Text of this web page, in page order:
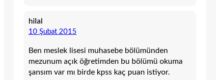
hilal
10 Şubat 2015
Ben meslek lisesi muhasebe bölümünden
mezunum açık öğretimden bu bölümü okuma
şansım var mı birde kpss kaç puan istiyor.